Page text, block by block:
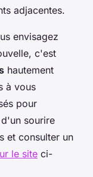
adjacentes.
envisagez
c'est
hautement
à vous
pour
sourire
et consulter un
le site ci-